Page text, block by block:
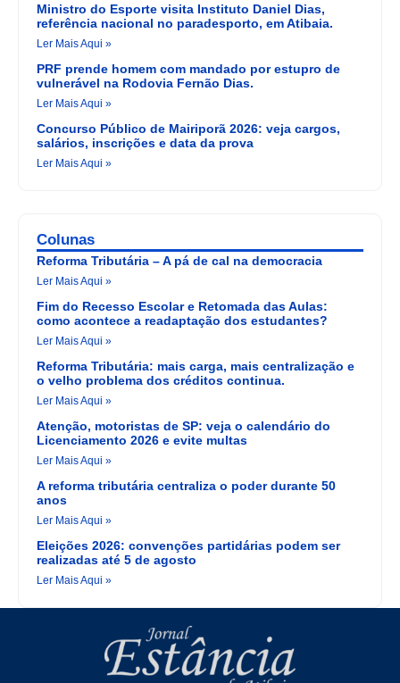
Ministro do Esporte visita Instituto Daniel Dias,
referência nacional no paradesporto, em Atibaia.
Ler Mais Aqui »
PRF prende homem com mandado por estupro de
vulnerável na Rodovia Fernão Dias.
Ler Mais Aqui »
Concurso Público de Mairiporã 2026: veja cargos,
salários, inscrições e data da prova
Ler Mais Aqui »
Colunas
Reforma Tributária – A pá de cal na democracia
Ler Mais Aqui »
Fim do Recesso Escolar e Retomada das Aulas:
como acontece a readaptação dos estudantes?
Ler Mais Aqui »
Reforma Tributária: mais carga, mais centralização e
o velho problema dos créditos continua.
Ler Mais Aqui »
Atenção, motoristas de SP: veja o calendário do
Licenciamento 2026 e evite multas
Ler Mais Aqui »
A reforma tributária centraliza o poder durante 50
anos
Ler Mais Aqui »
Eleições 2026: convenções partidárias podem ser
realizadas até 5 de agosto
Ler Mais Aqui »